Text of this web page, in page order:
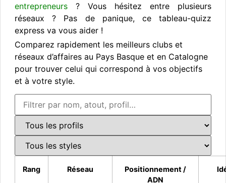
entrepreneurs? Vous hésitez entre plusieurs
réseaux ? Pas de panique, ce tableau-quizz
express va vous aider !
Comparez rapidement les meilleurs clubs et
réseaux d’affaires au Pays Basque et en Catalogne
pour trouver celui qui correspond à vos objectifs
et à votre style.
Rang Réseau
Positionnement /
ADN